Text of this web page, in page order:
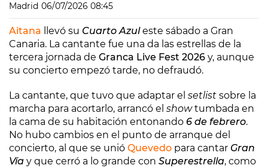
Madrid 06/07/2026 08:45
Aitana llevó su Cuarto Azuleste sábado a Gran
Canaria. La cantante fue una da las estrellas de la
tercera jornada de Granca Live Fest 2026 y, aunque
su concierto empezó tarde, no defraudó.
La cantante, que tuvo que adaptar el setlist sobre la
marcha para acortarlo, arrancó el showtumbada en
la cama de su habitación entonando 6 de febrero.
No hubo cambios en el punto de arranque del
concierto, al que se unió Quevedo para cantar Gran
Vía y que cerró a lo grande con Superestrella, como